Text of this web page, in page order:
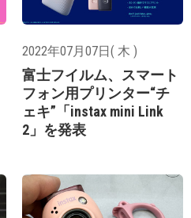
2022年07月07日( 木 )
富士フイルム、スマート
フォン用プリンター“チ
ェキ”「instax mini Link
2」を発表